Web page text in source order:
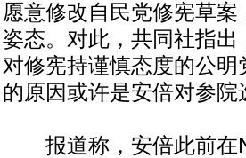
愿意修改自民党修宪草
姿态。对此，共同社指
对修宪持谨慎态度的公明
的原因或许是安倍对参
报道称，安倍此前在